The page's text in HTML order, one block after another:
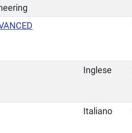
Inglese
Italiano